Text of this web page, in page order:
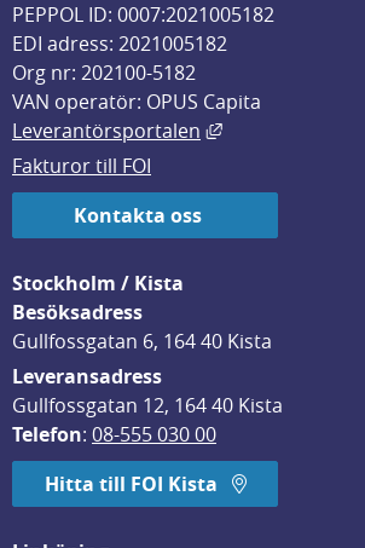
PEPPOL ID: 0007:2021005182
EDI adress: 2021005182
Org nr: 202100-5182
VAN operatör: OPUS Capita
Leverantörsportalen
Länk till annan
Fakturor till FOI
Kontakta oss
Stockholm / Kista
Besöksadress
Gullfossgatan 6, 164 40 Kista
Leveransadress
Gullfossgatan 12, 164 40 Kista
Telefon: 08-555 030 00
Hitta till FOI Kista